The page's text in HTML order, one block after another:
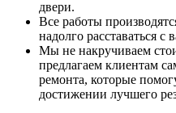
двери.
Все работы
надолго расставаться с
Мы не накручиваем
предлагаем клиентам
ремонта, которые
достижении лучшего